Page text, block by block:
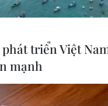
quan cơ sở sản xuất
Vi/TTXVN)
phát triển Việt
mạnh